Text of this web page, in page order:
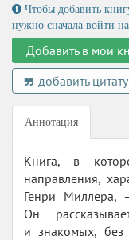
Чтобы добавить
нужно сначала войти
Добавить в мои
добавить цитату
Аннотация
Книга, в
направления,
Генри Миллера,
Он
и знакомых, без